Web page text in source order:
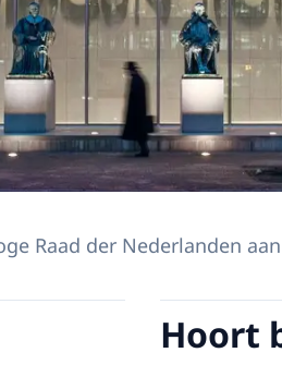
Raad der Nederlanden
Hoort